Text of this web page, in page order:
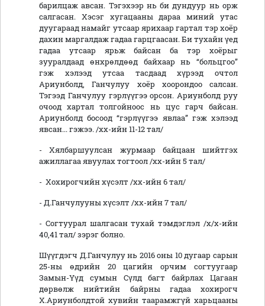
барилцаж авсан. Тэгэхээр нь би дундуур нь орж
салгасан. Хэсэг хугацааны дараа миний утас
дуугараад намайг утсаар ярихаар гартал тэр хоёр
дахин маргалдаж гадаа гарцгаасан. Би тухайн үед
гадаа утсаар ярьж байсан ба тэр хоёрыг
зууралдаад өнхрөлдөөд байхаар нь “больцгоо”
гэж хэлээд утсаа тасдаад хүрээд очтол
Ариунболд, Ганчулуу хоёр хоорондоо салсан.
Тэгээд Ганчулуу гэрлүүгээ орсон. Ариунболд руу
очоод хартал толгойноос нь цус гарч байсан.
Ариунболд босоод “гэрлүүгээ явлаа” гэж хэлээд
явсан... гэжээ. /хх-ийн 11-12 тал/
- Хялбаршуулсан журмаар байцаан шийтгэх
ажиллагаа явуулах тогтоол /хх-ийн 5 тал/
- Хохирогчийн хүсэлт /хх-ийн 6 тал/
- Д.Ганчулууны хүсэлт /хх-ийн 7 тал/
- Согтуурал шалгасан тухай тэмдэглэл /х/х-ийн
40,41 тал/ зэрэг болно.
Шүүгдэгч Д.Ганчулуу нь 2016 оны 10 дугаар сарын
25-ны өдрийн 20 цагийн орчим согтуугаар
Замын-Үүд сумын Сүлд багт байрлах Цагаан
дөрвөлж нийтийн байрны гадаа хохирогч
Х.Ариунболдтой хувийн таарамжгүй харьцааны